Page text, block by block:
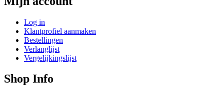
Log in
Klantprofiel aanmaken
Bestellingen
Verlanglijst
Vergelijkingslijst
Shop Info